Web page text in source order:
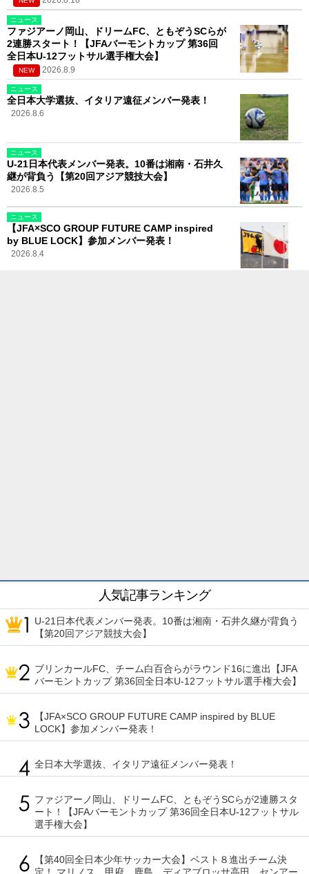
ニュース
ファジアーノ岡山、ドリームFC、ともぞうSCらが
2連勝スタート！【JFAバーモントカップ 第36回
全日本U-12フットサル選手権大会】
NEW 2026.8.9
ニュース
全日本大学選抜、イタリア遠征メンバー発表！
2026.8.6
ニュース
U-21日本代表メンバー発表。10番は湘南・石井久
継が背負う【第20回アジア競技大会】
2026.8.5
ニュース
【JFA×SCO GROUP FUTURE CAMP inspired
by BLUE LOCK】参加メンバー発表！
2026.8.4
人気記事ランキング
U-21日本代表メンバー発表。10番は湘南・石井久継が背負う
【第20回アジア競技大会】
ブリンカールFC、チーム白百合らがラウンド16に進出【JFA
バーモントカップ 第36回全日本U-12フットサル選手権大会】
【JFA×SCO GROUP FUTURE CAMP inspired by BLUE
LOCK】参加メンバー発表！
全日本大学選抜、イタリア遠征メンバー発表！
ファジアーノ岡山、ドリームFC、ともぞうSCらが2連勝スタ
ート！【JFAバーモントカップ 第36回全日本U-12フットサル
選手権大会】
【第40回全日本少年サッカー大会】ベスト８進出チーム決